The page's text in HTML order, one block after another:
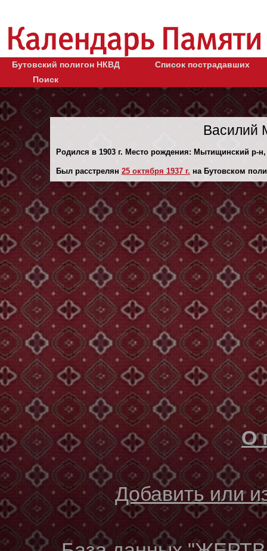
Бутовский полигон НКВД
Список пострадавших
Поиск
Василий
Родился в 1903 г. Место рождения: Мытищинский р-
Был расстрелян 25 октября 1937 г. на Бутовском
О
Добавить или